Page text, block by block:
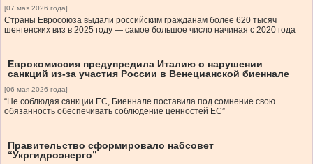
[07 мая 2026 года]
Страны Евросоюза выдали российским гражданам более 620 тысяч
шенгенских виз в 2025 году — самое большое число начиная с 2020 года
Еврокомиссия предупредила Италию о нарушении
санкций из-за участия России в Венецианской биеннале
[06 мая 2026 года]
“Не соблюдая санкции ЕС, Биеннале поставила под сомнение свою
обязанность обеспечивать соблюдение ценностей ЕС”
Правительство сформировало набсовет
“Укргидроэнерго”